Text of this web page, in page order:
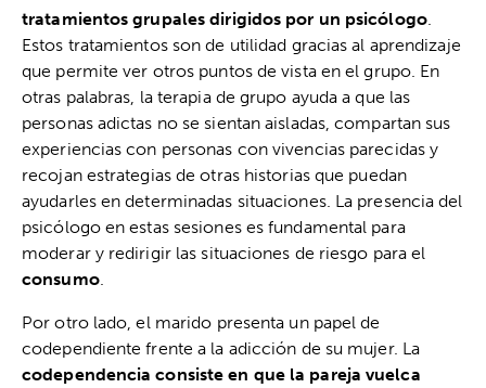
tratamientos grupales dirigidos por un psicólogo.
Estos tratamientos son de utilidad gracias al aprendizaje
que permite ver otros puntos de vista en el grupo. En
otras palabras, la terapia de grupo ayuda a que las
personas adictas no se sientan aisladas, compartan sus
experiencias con personas con vivencias parecidas y
recojan estrategias de otras historias que puedan
ayudarles en determinadas situaciones. La presencia del
psicólogo en estas sesiones es fundamental para
moderar y redirigir las situaciones de riesgo para el
consumo.
Por otro lado, el marido presenta un papel de
codependiente frente a la adicción de su mujer. La
codependencia consiste en que la pareja vuelca